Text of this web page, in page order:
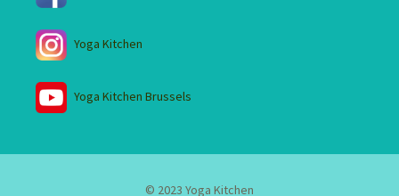
Yoga Kitchen
Yoga Kitchen Brussels
© 2023 Yoga Kitchen